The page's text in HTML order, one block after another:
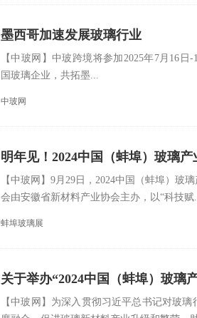
墨西哥加速发展玻璃行业
【中玻网】中玻跨境将参加2025年7月16日
国玻璃企业，共拓墨...
中玻网
明年见！2024中国（蚌埠）玻璃
【中玻网】9月29日，2024中国（蚌埠）玻
会由安徽省新材料产业协会主办，以“科技赋
蚌埠玻璃展
关于举办“2024中国（蚌埠）玻璃
【中玻网】为深入贯彻习近平总书记对玻